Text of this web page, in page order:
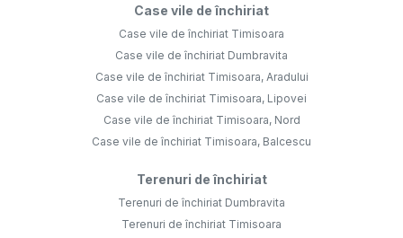
Case vile de închiriat
Case vile de închiriat Timisoara
Case vile de închiriat Dumbravita
Case vile de închiriat Timisoara, Aradului
Case vile de închiriat Timisoara, Lipovei
Case vile de închiriat Timisoara, Nord
Case vile de închiriat Timisoara, Balcescu
Terenuri de închiriat
Terenuri de închiriat Dumbravita
Terenuri de închiriat Timisoara